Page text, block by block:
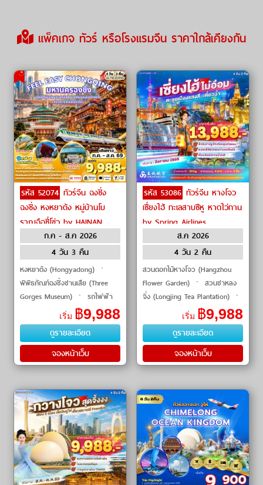
แพ็คเกจ ทัวร์ หรือโรงแรมจีน ราคาใกล้เคียงกัน
รหัส 52074 ทัวร์จีน ฉงชิ่ง
ฉงชิ่ง หงหยาต้ง หมู่บ้านโบ
ราณฉือชี่โข่ว by HAINAN
AIRLINESก.ค - ส.ค 2026
4 วัน 3 คืน
หงหยาต้ง (Hongyadong) ㆍ
พิพิธภัณฑ์ฉงชิ่งซานเสีย (Three
Gorges Museum) ㆍ รถไฟฟ้า
ทะลุตึก (Liziba Station) ㆍ จตุ
รัสมหาศาลาประชาคม (People's
Square) ㆍ หมู่บ
เริ่ม ฿9,988
ดูรายละเอียด
จองหน้าเว็บ
รหัส 53086 ทัวร์จีน หางโจว
เซี่ยงไฮ้ ทะเลสาบซีหู หาดไว่ทาน
by Spring Airlines
ส.ค 2026
4 วัน 2 คืน
สวนดอกไม้หางโจว (Hangzhou
Flower Garden) ㆍ สวนชาหลง
จิ่ง (Longjing Tea Plantation) ㆍ
ทะเลสาบซีหู (West Lake) ㆍ
เมืองน้ำถังชี (Tangqi Ancient
Town) ㆍ หาดไว่ทาน (The
Bund) ㆍ
เริ่ม ฿9,988
ดูรายละเอียด
จองหน้าเว็บ